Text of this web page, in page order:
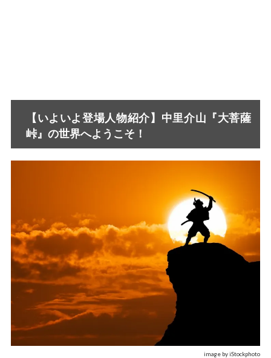
【いよいよ登場人物紹介】中里介山『大菩薩
峠』の世界へようこそ！
image by iStockphoto